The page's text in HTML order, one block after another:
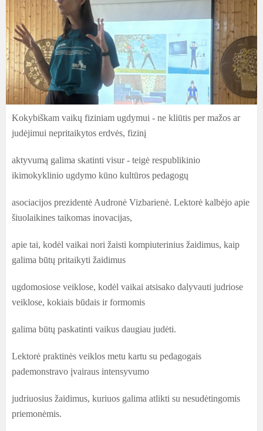
Kokybiškam vaikų fiziniam ugdymui - ne kliūtis per mažos ar
judėjimui nepritaikytos erdvės, fizinį
aktyvumą galima skatinti visur - teigė respublikinio
ikimokyklinio ugdymo kūno kultūros pedagogų
asociacijos prezidentė Audronė Vizbarienė. Lektorė kalbėjo apie
šiuolaikines taikomas inovacijas,
apie tai, kodėl vaikai nori žaisti kompiuterinius žaidimus, kaip
galima būtų pritaikyti žaidimus
ugdomosiose veiklose, kodėl vaikai atsisako dalyvauti judriose
veiklose, kokiais būdais ir formomis
galima būtų paskatinti vaikus daugiau judėti.
Lektorė praktinės veiklos metu kartu su pedagogais
pademonstravo įvairaus intensyvumo
judriuosius žaidimus, kuriuos galima atlikti su nesudėtingomis
priemonėmis.